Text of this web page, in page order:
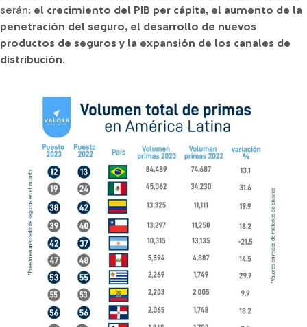
serán: el crecimiento del PIB per cápita, el aumento de la
penetración del seguro, el desarrollo de nuevos
productos de seguros y la expansión de los canales de
distribución.